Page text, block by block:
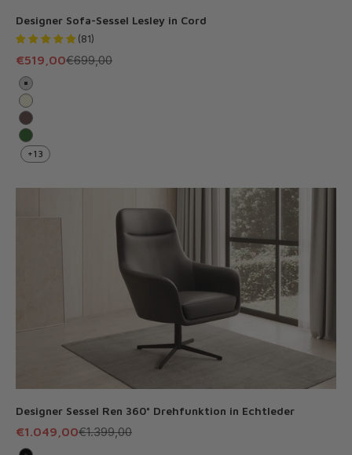
Designer Sofa-Sessel Lesley in Cord
(81)
Angebot
€519,00Regulärer Preis
€699,00
Hellgrau
Beige
Braun
Grün
+13
Designer Sessel Ren 360° Drehfunktion in Echtleder
Angebot
€1.049,00Regulärer Preis
€1.399,00